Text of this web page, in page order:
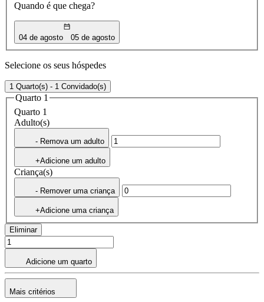
Quando é que chega?
04 de agosto 05 de agosto
Selecione os seus hóspedes
1 Quarto(s) - 1 Convidado(s)
Quarto 1
Quarto 1
Adulto(s)
- Remova um adulto
+Adicione um adulto
Criança(s)
- Remover uma criança
+Adicione uma criança
Eliminar
Adicione um quarto
Mais critérios